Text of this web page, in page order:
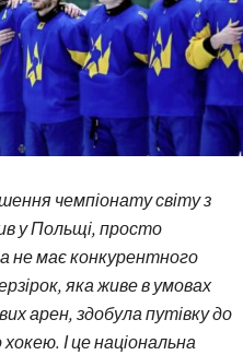
чемпіонату світу з
у Польщі, просто
не має конкурентного
яка живе в умовах
арен, здобула путівку до
хокею. І це національна